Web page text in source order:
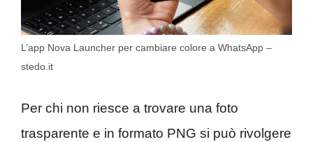
L’app Nova Launcher per cambiare colore a WhatsApp –
stedo.it
Per chi non riesce a trovare una foto
trasparente e in formato PNG si può rivolgere